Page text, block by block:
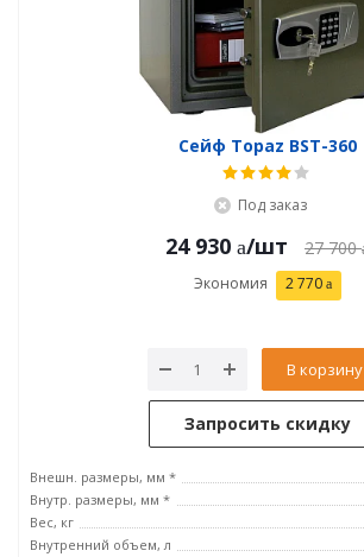
Сейф Topaz BST-360
Под заказ
24 930 /шт 27 700
Экономия 2 770
В корзину
Запросить скидку
Внешн. размеры, мм *
Внутр. размеры, мм *
Вес, кг
Внутренний объем, л